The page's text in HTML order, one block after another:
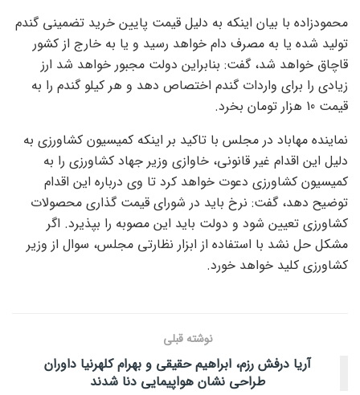
محمودزاده با بیان اینکه به دلیل قیمت پایین خرید تضمینی گندم
تولید شده یا به مصرف دام خواهد رسید و یا به خارج از کشور
قاچاق خواهد شد، گفت: بنابراین دولت مجبور خواهد شد ارز
زیادی را برای واردات گندم اختصاص دهد و هر کیلو گندم را به
قیمت 10 هزار تومان بخرد.
نماینده مهاباد در مجلس با تاکید بر اینکه کمیسیون کشاورزی به
دلیل این اقدام غیر قانونی، خاوازی وزیر جهاد کشاورزی را به
کمیسیون کشاورزی دعوت خواهد کرد تا وی درباره این اقدام
توضیح دهد، گفت: نرخ باید در شورای قیمت گذاری محصولات
کشاورزی تعیین شود و دولت باید این مصوبه را بپذیرد. اگر
مشکل حل نشد با استفاده از ابزار نظارتی مجلس، سوال از وزیر
کشاورزی کلید خواهد خورد.
نوشته قبلی
آریا درفش رزم، ابراهیم حقیقی و بهرام کلهرنیا داوران
طراحی نشان هواپیمایی دنا شدند